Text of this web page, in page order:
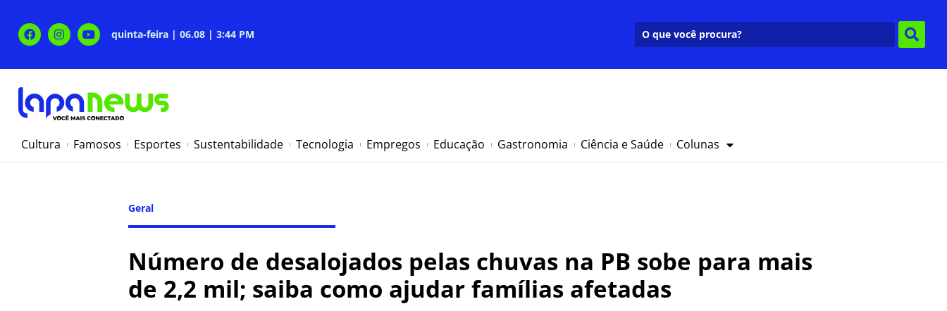
quinta-feira | 06.08 | 3:44 PM
Cultura Famosos Esportes Sustentabilidade Tecnologia Empregos Educação Gastronomia Ciência e Saúde Colunas
Geral
Número de desalojados pelas chuvas na PB sobe para mais
de 2,2 mil; saiba como ajudar famílias afetadas